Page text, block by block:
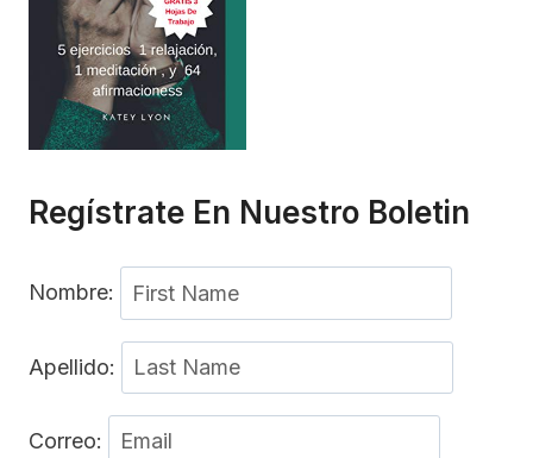
Regístrate En Nuestro Boletin
Nombre:
Apellido:
Correo: